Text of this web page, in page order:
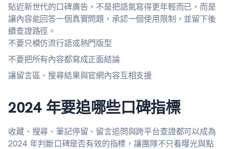
貼近新世代的口碑廣告，不是把語氣寫得更年輕而已，而是
讓內容能回答一個真實問題，承認一個使用限制，並留下後
續查證路徑。
不要只模仿流行語或熱門版型
不要把所有內容都寫成正面結論
讓留言區、搜尋結果與官網內容互相支援
2024 年要追哪些口碑指標
收藏、搜尋、筆記停留、留言追問與跨平台查證都可以成為
2024 年判斷口碑是否有效的指標，讓團隊不只看曝光與點